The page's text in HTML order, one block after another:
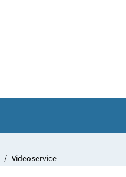
/ Videoservice